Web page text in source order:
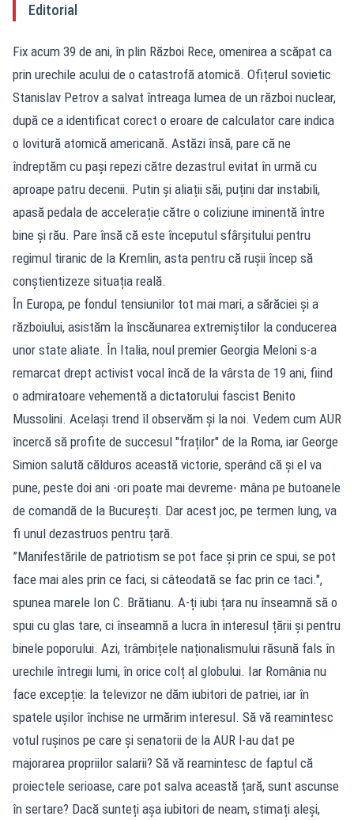
Editorial
Fix acum 39 de ani, în plin Război Rece, omenirea a scăpat ca
prin urechile acului de o catastrofă atomică. Ofițerul sovietic
Stanislav Petrov a salvat întreaga lumea de un război nuclear,
după ce a identificat corect o eroare de calculator care indica
o lovitură atomică americană. Astăzi însă, pare că ne
îndreptăm cu pași repezi către dezastrul evitat în urmă cu
aproape patru decenii. Putin și aliații săi, puțini dar instabili,
apasă pedala de accelerație către o coliziune iminentă între
bine și rău. Pare însă că este începutul sfârșitului pentru
regimul tiranic de la Kremlin, asta pentru că rușii încep să
conștientizeze situația reală.
În Europa, pe fondul tensiunilor tot mai mari, a sărăciei și a
războiului, asistăm la înscăunarea extremiștilor la conducerea
unor state aliate. În Italia, noul premier Georgia Meloni s-a
remarcat drept activist vocal încă de la vârsta de 19 ani, fiind
o admiratoare vehementă a dictatorului fascist Benito
Mussolini. Același trend îl observăm și la noi. Vedem cum AUR
încercă să profite de succesul "fraților" de la Roma, iar George
Simion salută călduros această victorie, sperând că și el va
pune, peste doi ani -ori poate mai devreme- mâna pe butoanele
de comandă de la București. Dar acest joc, pe termen lung, va
fi unul dezastruos pentru țară.
”​Manifestările de patriotism se pot face și prin ce spui, se pot
face mai ales prin ce faci, si câteodată se fac prin ce taci.",
spunea marele Ion C. Brătianu. A-ți iubi țara nu înseamnă să o
spui cu glas tare, ci înseamnă a lucra în interesul țării și pentru
binele poporului. Azi, trâmbițele naționalismului răsună fals în
urechile întregii lumi, în orice colț al globului. Iar România nu
face excepție: la televizor ne dăm iubitori de patriei, iar în
spatele ușilor închise ne urmărim interesul. Să vă reamintesc
votul rușinos pe care și senatorii de la AUR l-au dat pe
majorarea propriilor salarii? Să vă reamintesc de faptul că
proiectele serioase, care pot salva această țară, sunt ascunse
în sertare? Dacă sunteți așa iubitori de neam, stimați aleși,